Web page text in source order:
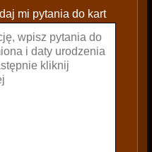
mi pytania do kart